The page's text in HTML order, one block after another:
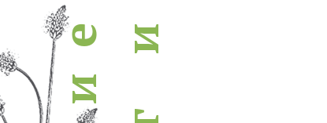
и
е и